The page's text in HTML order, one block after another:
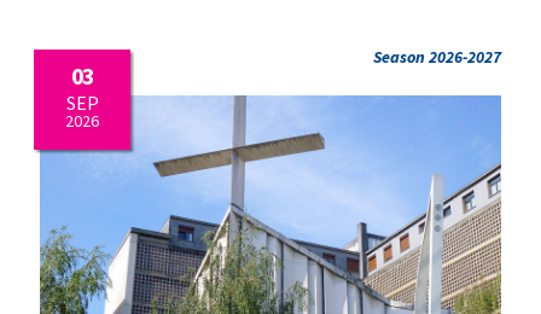
Season 2026-2027
03
SEP
2026